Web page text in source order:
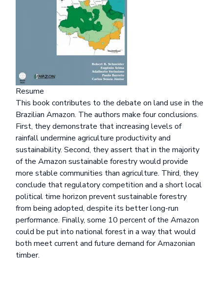
Resume
This book contributes to the debate on land use in the
Brazilian Amazon. The authors make four conclusions.
First, they demonstrate that increasing levels of
rainfall undermine agriculture productivity and
sustainability. Second, they assert that in the majority
of the Amazon sustainable forestry would provide
more stable communities than agriculture. Third, they
conclude that regulatory competition and a short local
political time horizon prevent sustainable forestry
from being adopted, despite its better long-run
performance. Finally, some 10 percent of the Amazon
could be put into national forest in a way that would
both meet current and future demand for Amazonian
timber.